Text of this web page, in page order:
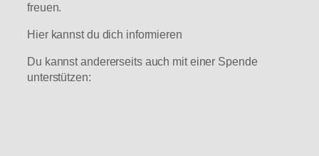
freuen.
Hier kannst du dich informieren
Du kannst andererseits auch mit einer Spende
unterstützen: